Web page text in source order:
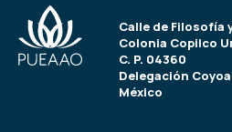
Calle de Filosofía
Colonia Copilco
C. P. 04360
Delegación
México